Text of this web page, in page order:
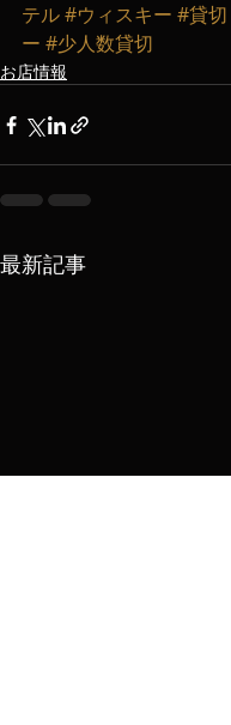
テル#ウィスキー #貸切
ー #少人数貸切
お店情報
最新記事